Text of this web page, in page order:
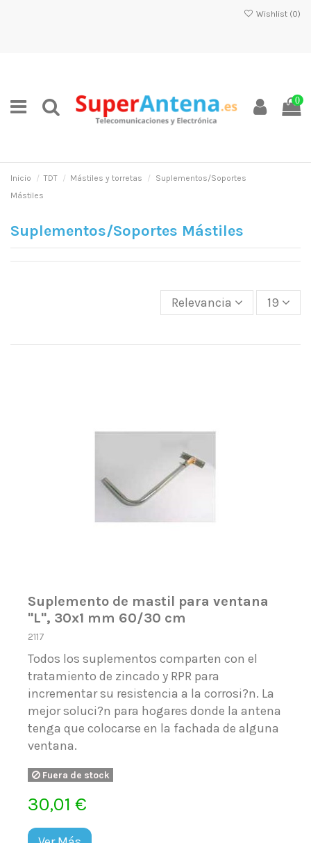
Wishlist (0)
0
Inicio TDT Mástiles y torretas
Suplementos/Soportes
Mástiles
Suplementos/Soportes Mástiles
Relevancia 19
Suplemento de mastil para ventana
"L", 30x1 mm 60/30 cm
2117
Todos los suplementos comparten con el
tratamiento de zincado y RPR para
incrementar su resistencia a la corrosi?n. La
mejor soluci?n para hogares donde la antena
tenga que colocarse en la fachada de alguna
ventana.
Fuera de stock
30,01 €